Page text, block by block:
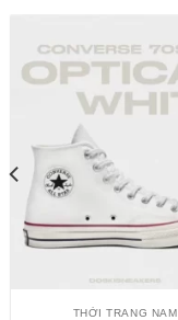
THỜI TRANG NAM